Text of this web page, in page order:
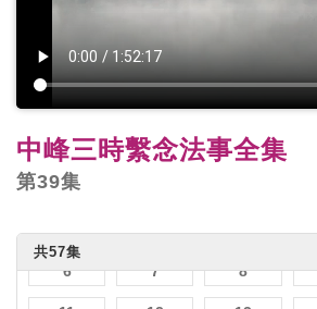
中峰三時繫念法事全集
第39集
共57集
1 2 3
6 7 8